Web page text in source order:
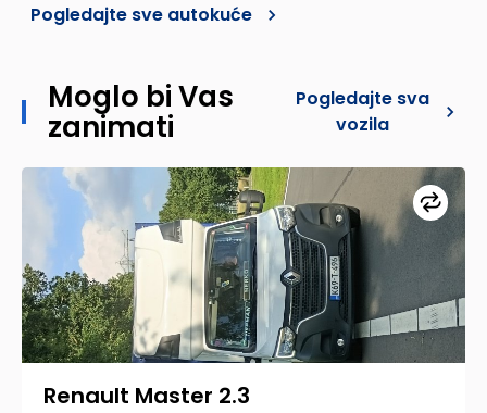
Pogledajte sve autokuće
Moglo bi Vas
zanimati
Pogledajte sva
vozila
Renault Master 2.3